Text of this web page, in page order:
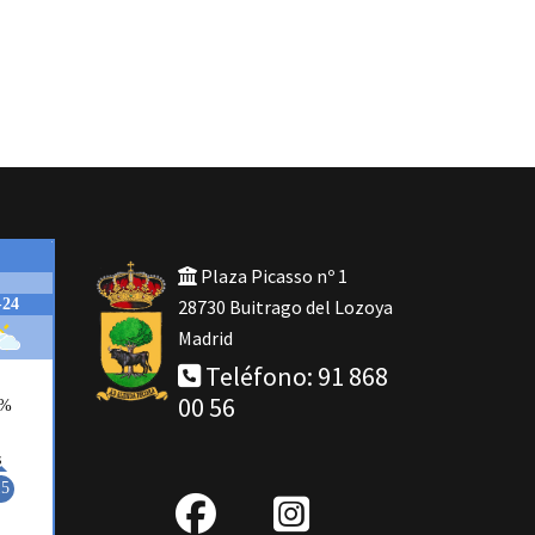
Plaza Picasso nº 1
28730 Buitrago del Lozoya
Madrid
Teléfono: 91 868
00 56
fab IG